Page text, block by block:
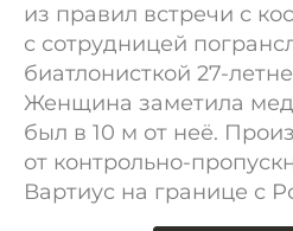
из правил встречи с
с сотрудницей
биатлонисткой 27-
Женщина заметила
был в 10 м от неё.
от контрольно-
Вартиус на границе с